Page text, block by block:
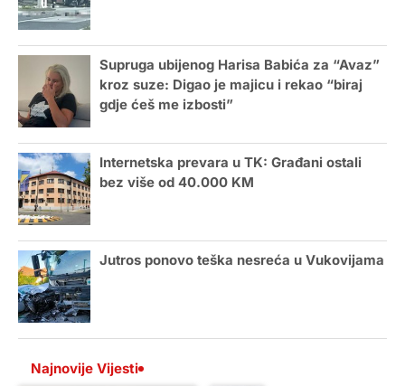
Supruga ubijenog Harisa Babića za “Avaz”
kroz suze: Digao je majicu i rekao “biraj
gdje ćeš me izbosti”
Internetska prevara u TK: Građani ostali
bez više od 40.000 KM
Jutros ponovo teška nesreća u Vukovijama
Najnovije Vijesti